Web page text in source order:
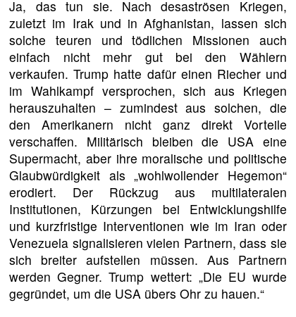
Ja, das tun sie. Nach desaströsen Kriegen,
zuletzt im Irak und in Afghanistan, lassen sich
solche teuren und tödlichen Missionen auch
einfach nicht mehr gut bei den Wählern
verkaufen. Trump hatte dafür einen Riecher und
im Wahlkampf versprochen, sich aus Kriegen
herauszuhalten – zumindest aus solchen, die
den Amerikanern nicht ganz direkt Vorteile
verschaffen. Militärisch bleiben die USA eine
Supermacht, aber ihre moralische und politische
Glaubwürdigkeit als „wohlwollender Hegemon“
erodiert. Der Rückzug aus multilateralen
Institutionen, Kürzungen bei Entwicklungshilfe
und kurzfristige Interventionen wie im Iran oder
Venezuela signalisieren vielen Partnern, dass sie
sich breiter aufstellen müssen. Aus Partnern
werden Gegner. Trump wettert: „Die EU wurde
gegründet, um die USA übers Ohr zu hauen.“